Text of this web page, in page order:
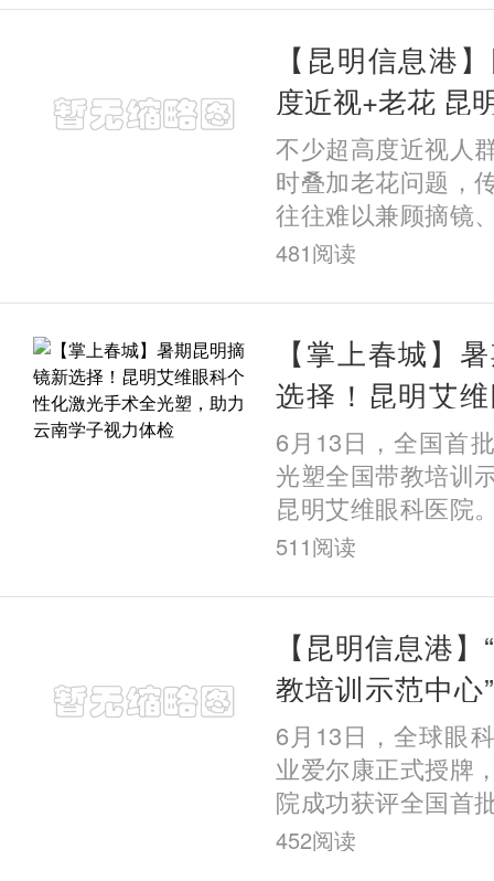
为全国率先实现这
【昆明信息港
度近视+老花 昆
菲成功完成一例
不少超高度近视人
时叠加老花问题，
往往难以兼顾摘镜
需求。近日，在昆
一份
481阅读
【掌上春城】
选择！昆明艾
光手术全光塑
视力体检
6月13日，全国首
光塑全国带教培训
昆明艾维眼科医院
科医疗技术领军企
术领
511阅读
【昆明信息港
教培训示范中心
眼科 助力考生
通关视力体检
6月13日，全球眼
业爱尔康正式授牌
院成功获评全国首
塑全国带教培训示
452阅读